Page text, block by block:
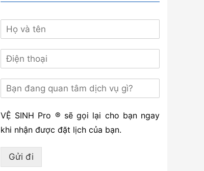
VỆ SINH Pro ® sẽ gọi lại cho bạn ngay
khi nhận được đặt lịch của bạn.
Gửi đi